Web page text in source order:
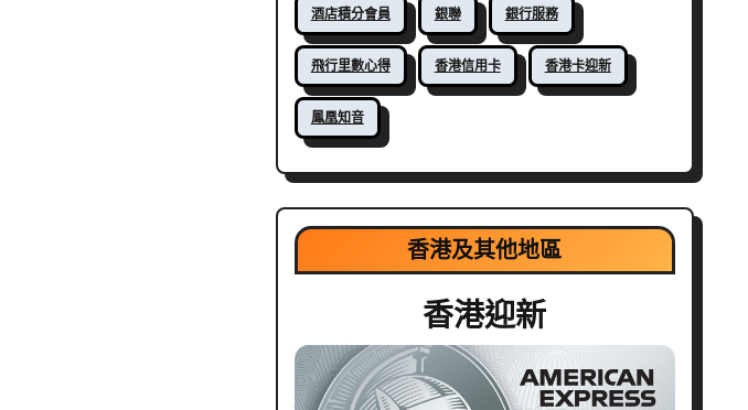
酒店積分會員 銀聯 銀行服務
飛行里數心得 香港信用卡 香港卡迎新
鳳凰知音
香港及其他地區
香港迎新